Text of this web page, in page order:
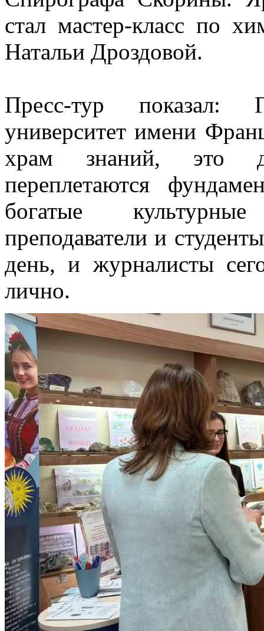
стал мастер-класс по
Натальи Дроздовой.
Пресс-тур показал:
университет имени
храм знаний, это
переплетаются
богатые
преподаватели и
день, и журналисты
лично.